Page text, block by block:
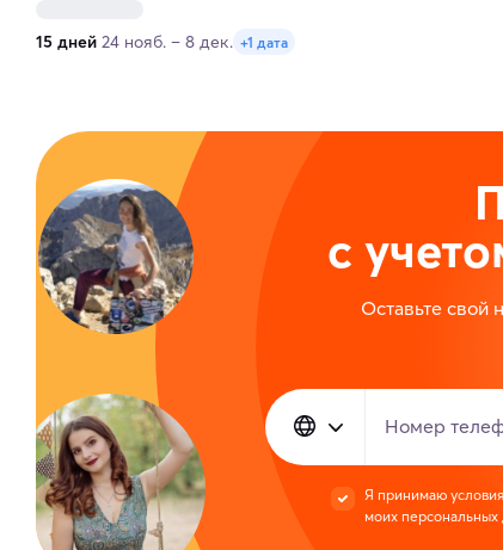
15 дней 24 нояб. – 8 дек. +1 дата
с
Оставьте
Номер
Я принимаю условия
моих персональных